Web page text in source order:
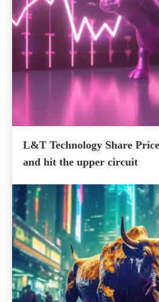
L&T Technology Share
and hit the upper circuit